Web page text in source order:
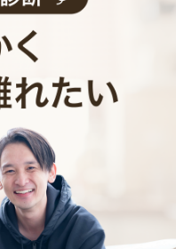
ス料金
ビュー